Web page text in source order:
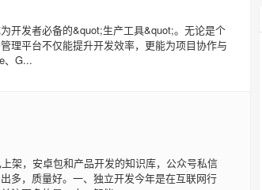
开发者必备的&quot;生产工具&quot;。无论是个
理平台不仅能提升开发效率，更能为项目协作与
、G...
架，安卓包和产品开发的知识库，公众号私信
多，质量好。一、独立开发今年是在互联网行